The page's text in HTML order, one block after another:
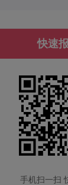
快速
手机扫一扫